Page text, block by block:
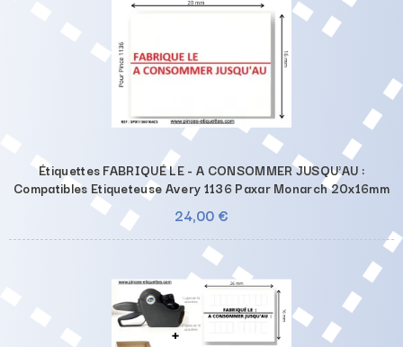
Étiquettes FABRIQUÉ LE - A CONSOMMER JUSQU'AU :
Compatibles Etiqueteuse Avery 1136 Paxar Monarch 20x16mm
24,00 €